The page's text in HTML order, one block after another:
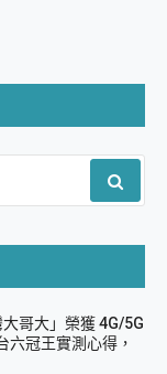
哥大」榮獲 4G/5G
六冠王實測心得，